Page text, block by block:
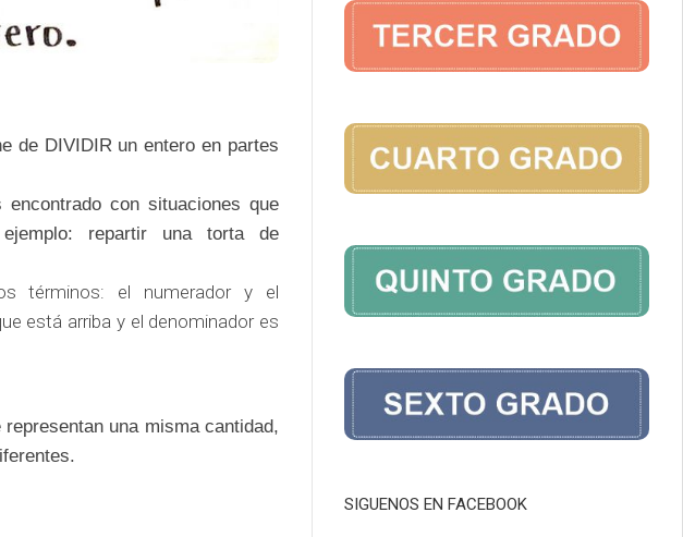
de DIVIDIR un entero en partes
con situaciones que
repartir una torta de
términos: el numerador y el
está arriba y el denominador es
una misma cantidad,
SIGUENOS EN FACEBOOK